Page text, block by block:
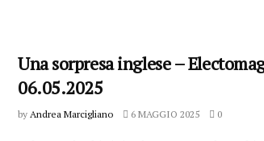
Una sorpresa inglese –
06.05.2025
by Andrea Marcigliano 6 MAGGIO 2025 0